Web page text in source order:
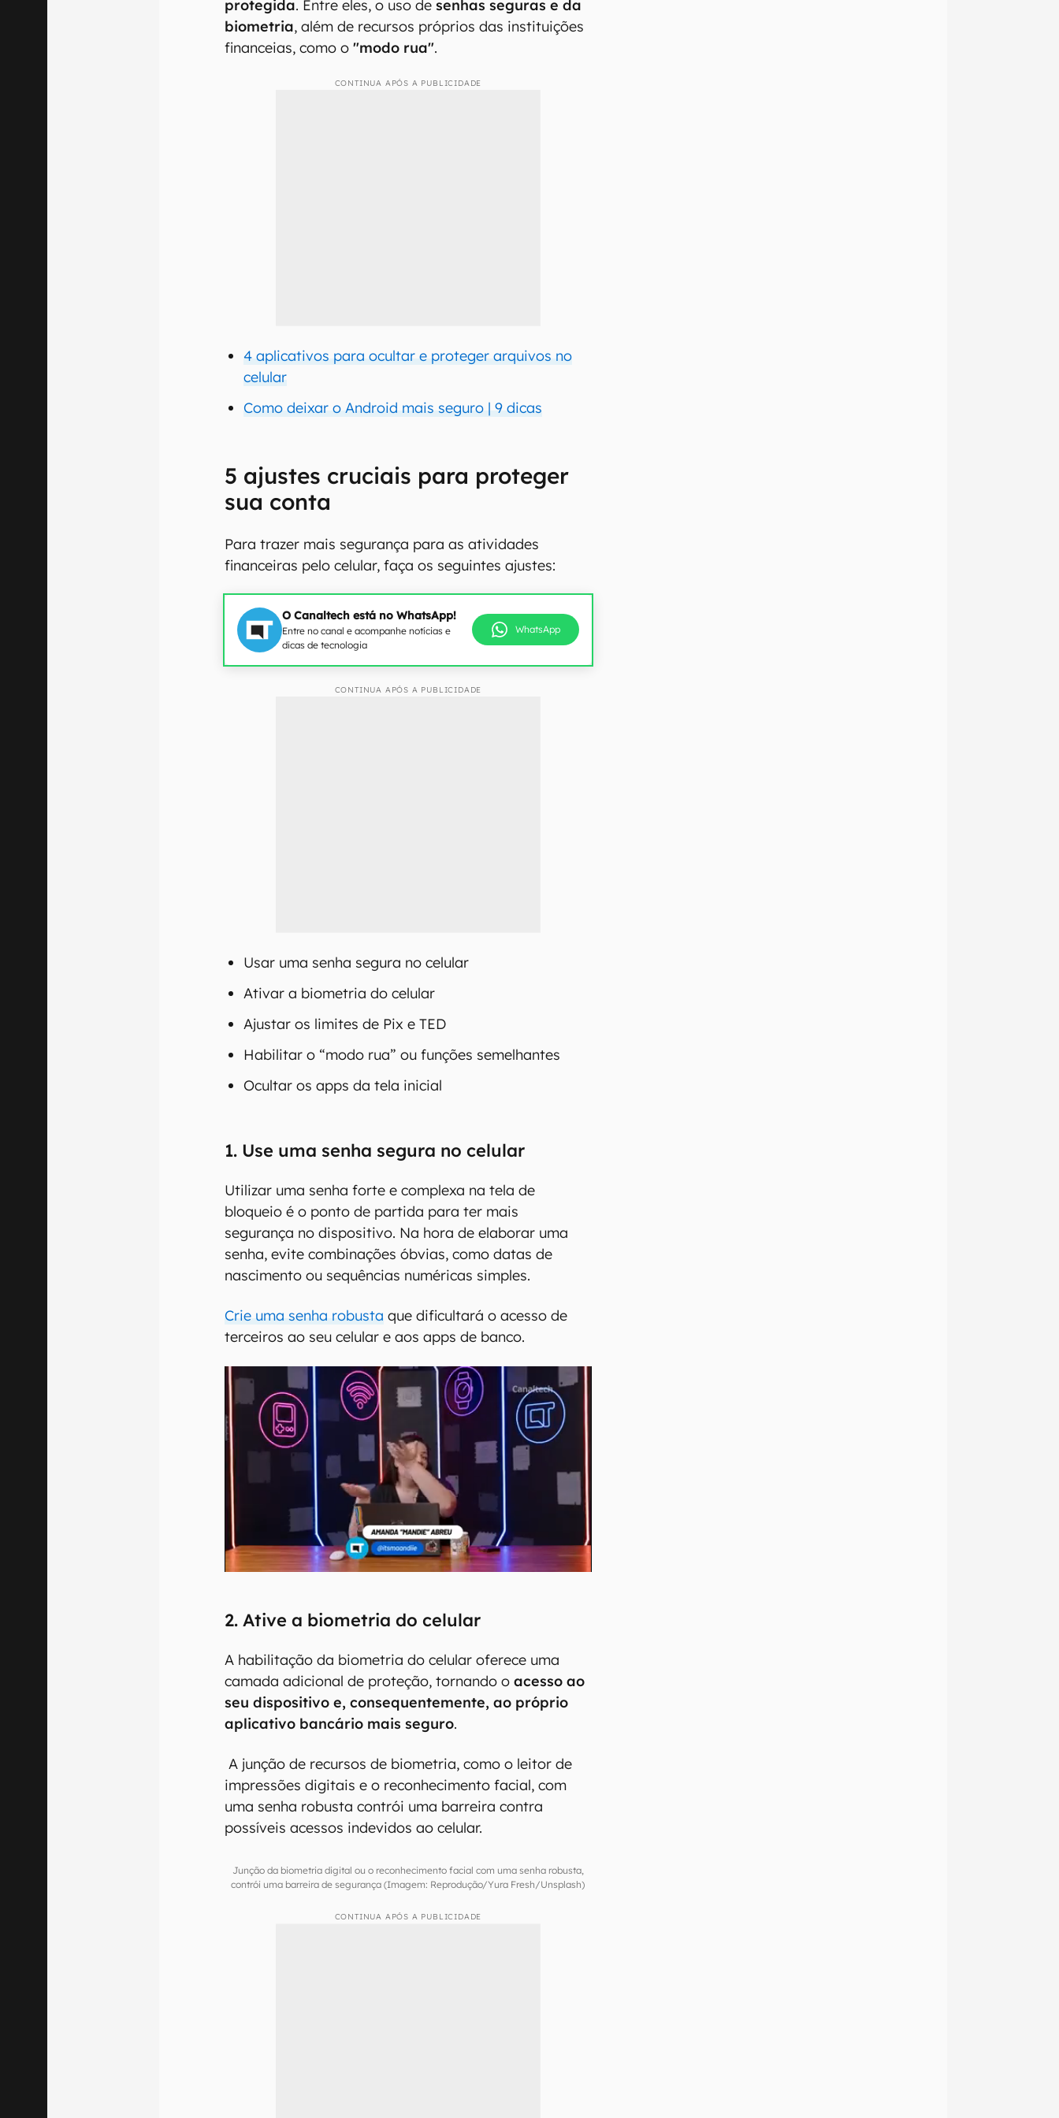
protegida. Entre eles, o uso desenhas seguras e da
biometria, além de recursos próprios das instituições
financeias, como o"modo rua".
CONTINUA APÓS A PUBLICIDADE
4 aplicativos para ocultar e proteger arquivos no
celular
Como deixar o Android mais seguro | 9 dicas
5 ajustes cruciais para proteger
sua conta
Para trazer mais segurança para as atividades
financeiras pelo celular, faça os seguintes ajustes:
O Canaltech está no WhatsApp!
Entre no canal e acompanhe notícias e
dicas de tecnologia
WhatsApp
CONTINUA APÓS A PUBLICIDADE
Usar uma senha segura no celular
Ativar a biometria do celular
Ajustar os limites de Pix e TED
Habilitar o “modo rua” ou funções semelhantes
Ocultar os apps da tela inicial
1. Use uma senha segura no celular
Utilizar uma senha forte e complexa na tela de
bloqueio é o ponto de partida para ter mais
segurança no dispositivo. Na hora de elaborar uma
senha, evite combinações óbvias, como datas de
nascimento ou sequências numéricas simples.
Crie uma senha robusta que dificultará o acesso de
terceiros ao seu celular e aos apps de banco.
2. Ative a biometria do celular
A habilitação da biometria do celular oferece uma
camada adicional de proteção, tornando oacesso ao
seu dispositivo e, consequentemente, ao próprio
aplicativo bancário mais seguro.
A junção de recursos de biometria, como o leitor de
impressões digitais e o reconhecimento facial, com
uma senha robusta contrói uma barreira contra
possíveis acessos indevidos ao celular.
Junção da biometria digital ou o reconhecimento facial com uma senha robusta,
contrói uma barreira de segurança (Imagem: Reprodução/Yura Fresh/Unsplash)
CONTINUA APÓS A PUBLICIDADE